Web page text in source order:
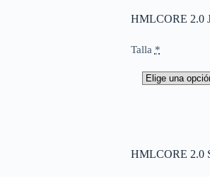
HMLCORE 2.0
Talla *
HMLCORE 2.0